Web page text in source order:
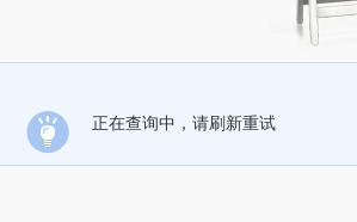
正在查询中，请刷新重试